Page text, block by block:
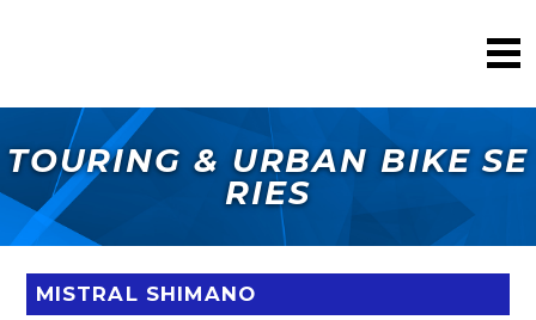
TOURING & URBAN BIKE SE
RIES
MISTRAL SHIMANO